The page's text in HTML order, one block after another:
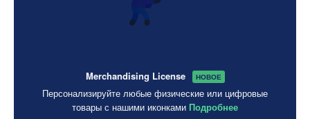
Merchandising License НОВОЕ
Персонализируйте любые физические или цифровые
товары с нашими иконками Подробнее